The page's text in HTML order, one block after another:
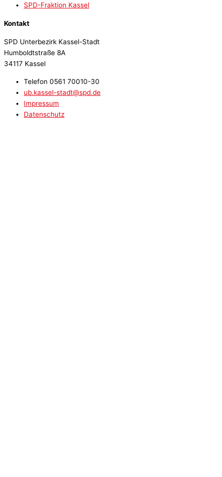
SPD-Fraktion Kassel
Kontakt
SPD Unterbezirk Kassel-Stadt
Humboldtstraße 8A
34117 Kassel
Telefon 0561 70010-30
ub.kassel-stadt@spd.de
Impressum
Datenschutz